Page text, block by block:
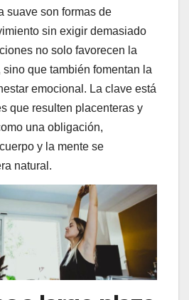
suave son formas de
sin exigir demasiado
no solo favorecen la
que también fomentan la
emocional. La clave está
que resulten placenteras y
una obligación,
y la mente se
natural.